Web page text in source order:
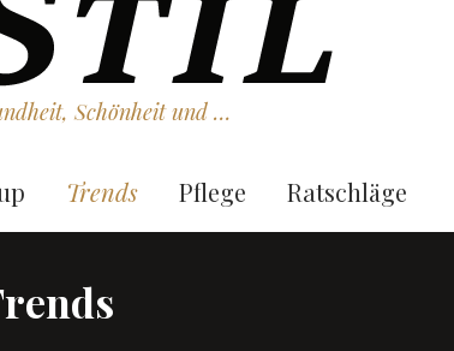
Schönheit und …
Trends Pflege Ratschläge